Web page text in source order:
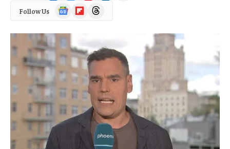
Follow Us
Google
News
FlipboardThreads